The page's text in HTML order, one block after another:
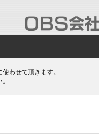
わせて頂きます。